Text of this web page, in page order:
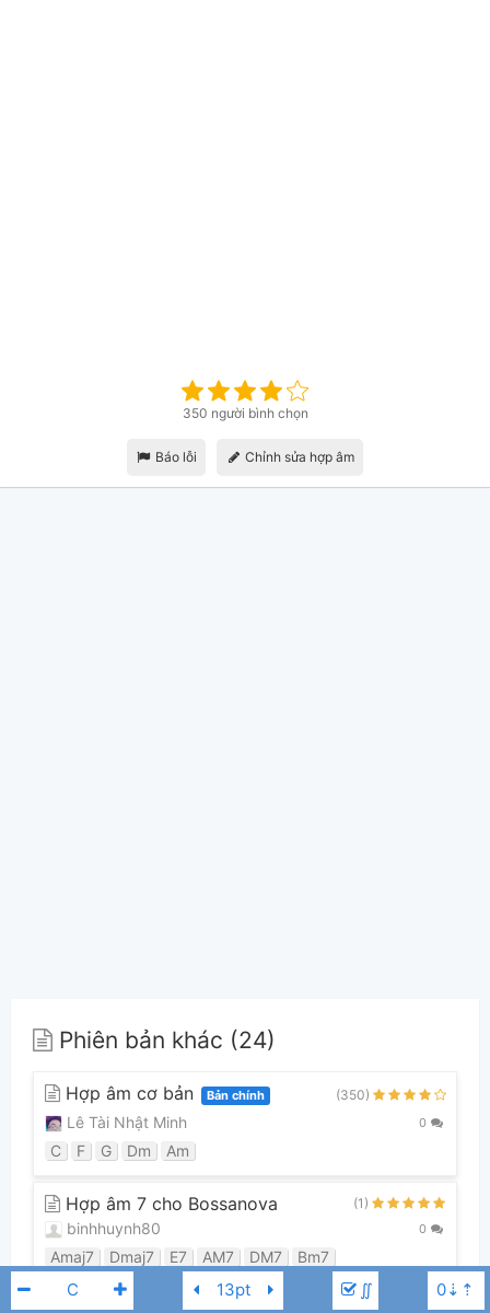
∬
350 người bình chọn
Báo lỗi Chỉnh sửa hợp âm
Phiên bản khác (24)
Hợp âm cơ bản Bản chính (350)
Lê Tài Nhật Minh 0
C F G Dm Am
Hợp âm 7 cho Bossanova (1)
binhhuynh80 0
Amaj7 Dmaj7 E7 AM7 DM7 Bm7
(1)